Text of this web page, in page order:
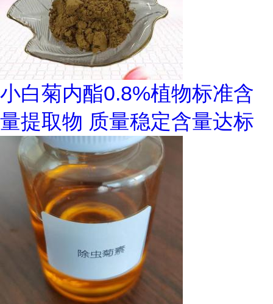
小白菊内酯0.8%植物标准含
量提取物 质量稳定含量达标